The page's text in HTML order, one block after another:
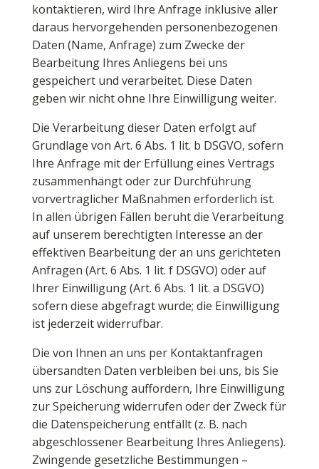
kontaktieren, wird Ihre Anfrage inklusive aller
daraus hervorgehenden personenbezogenen
Daten (Name, Anfrage) zum Zwecke der
Bearbeitung Ihres Anliegens bei uns
gespeichert und verarbeitet. Diese Daten
geben wir nicht ohne Ihre Einwilligung weiter.
Die Verarbeitung dieser Daten erfolgt auf
Grundlage von Art. 6 Abs. 1 lit. b DSGVO, sofern
Ihre Anfrage mit der Erfüllung eines Vertrags
zusammenhängt oder zur Durchführung
vorvertraglicher Maßnahmen erforderlich ist.
In allen übrigen Fällen beruht die Verarbeitung
auf unserem berechtigten Interesse an der
effektiven Bearbeitung der an uns gerichteten
Anfragen (Art. 6 Abs. 1 lit. f DSGVO) oder auf
Ihrer Einwilligung (Art. 6 Abs. 1 lit. a DSGVO)
sofern diese abgefragt wurde; die Einwilligung
ist jederzeit widerrufbar.
Die von Ihnen an uns per Kontaktanfragen
übersandten Daten verbleiben bei uns, bis Sie
uns zur Löschung auffordern, Ihre Einwilligung
zur Speicherung widerrufen oder der Zweck für
die Datenspeicherung entfällt (z. B. nach
abgeschlossener Bearbeitung Ihres Anliegens).
Zwingende gesetzliche Bestimmungen –